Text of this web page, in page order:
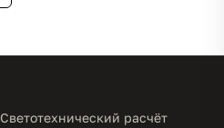
Светотехнический расчёт